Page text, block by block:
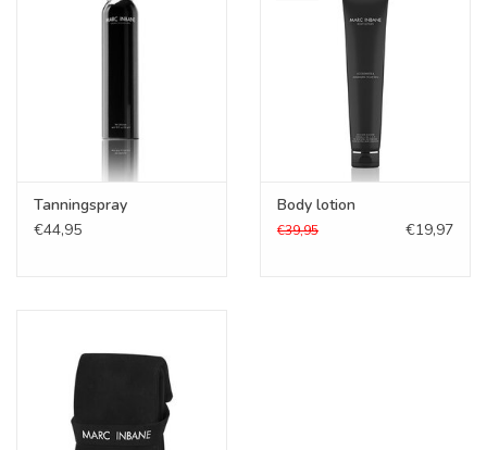
Tanningspray
€44,95
Body lotion
€39,95 €19,97